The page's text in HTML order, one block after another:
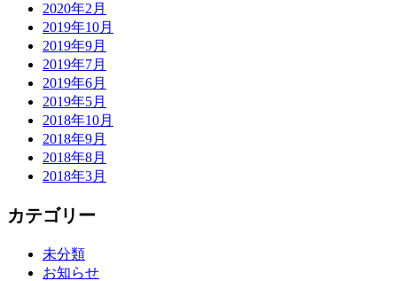
2020年2月
2019年10月
2019年9月
2019年7月
2019年6月
2019年5月
2018年10月
2018年9月
2018年8月
2018年3月
カテゴリー
未分類
お知らせ